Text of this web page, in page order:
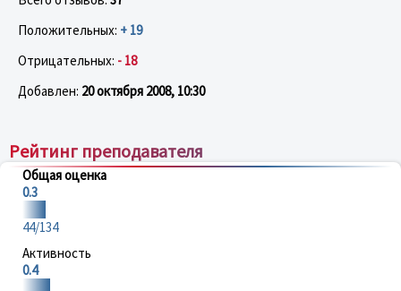
Положительных: + 19
Отрицательных: - 18
Добавлен: 20 октября 2008, 10:30
Рейтинг преподавателя
Общая оценка
0.3
44/134
Активность
0.4